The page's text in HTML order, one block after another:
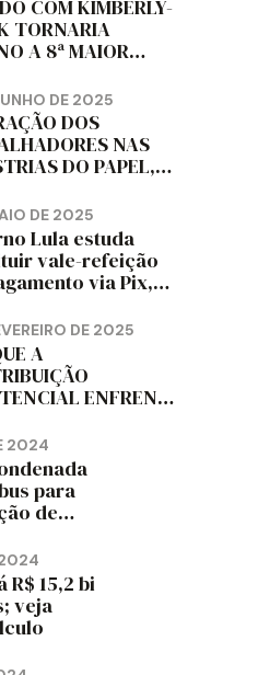
COM KIMBERLY-
TORNARIA
A 8ª MAIOR
DO MUNDO,
DE 2025
DOS
NAS
DO PAPEL,
E ARTEFATOS
DO ESTADO DO
– FETRAPEL-PR
DE 2025
Lula estuda
vale-refeição
via Pix,
DE 2025
A
ENFRENTA
2024
para
de
2024
R$ 15,2 bi
veja